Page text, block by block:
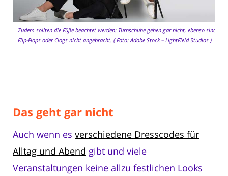
Zudem sollten die Füße beachtet werden: Turnschuhe gehen gar nicht, ebenso sind
Flip-Flops oder Clogs nicht angebracht. ( Foto: Adobe Stock – LightField Studios )
Das geht gar nicht
Auch wenn es verschiedene Dresscodes für
Alltag und Abend gibt und viele
Veranstaltungen keine allzu festlichen Looks